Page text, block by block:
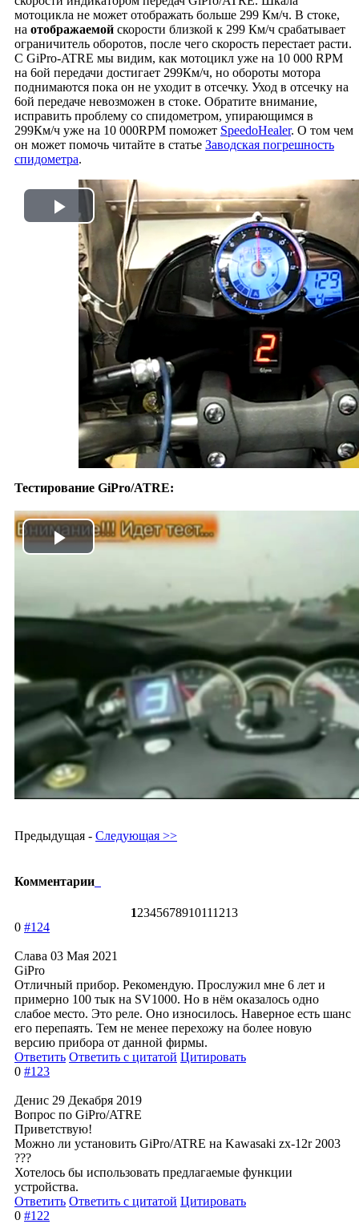
мотоцикла не может отображать больше 299 Км/ч. В стоке,
на отображаемой скорости близкой к 299 Км/ч срабатывает
ограничитель оборотов, после чего скорость перестает расти.
С GiPro-ATRE мы видим, как мотоцикл уже на 10 000 RPM
на 6ой передачи достигает 299Км/ч, но обороты мотора
поднимаются пока он не уходит в отсечку. Уход в отсечку на
6ой передаче невозможен в стоке. Обратите внимание,
исправить проблему со спидометром, упирающимся в
299Км/ч уже на 10 000RPM поможет SpeedoHealer. О том чем
он может помочь читайте в статье Заводская погрешность
спидометра.
Play
Video
Тестирование GiPro/ATRE:
Play
Предыдущая - Следующая >>
Комментарии
12345678910111213
0 #124
Слава 03 Мая 2021
GiPro
Отличный прибор. Рекомендую. Прослужил мне 6 лет и
примерно 100 тык на SV1000. Но в нём оказалось одно
слабое место. Это реле. Оно износилось. Наверное есть шанс
его перепаять. Тем не менее перехожу на более новую
версию прибора от данной фирмы.
Ответить Ответить с цитатой Цитировать
0 #123
Денис 29 Декабря 2019
Вопрос по GiPro/ATRE
Приветствую!
Можно ли установить GiPro/ATRE на Kawasaki zx-12r 2003
???
Хотелось бы использовать предлагаемые функции
устройства.
Ответить Ответить с цитатой Цитировать
0 #122